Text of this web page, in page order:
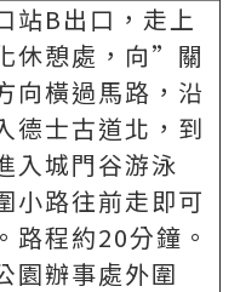
站B出口，走上
休憩處，向”關
向橫過馬路，沿
德士古道北，到
入城門谷游泳
小路往前走即可
路程約20分鐘。
園辦事處外圍